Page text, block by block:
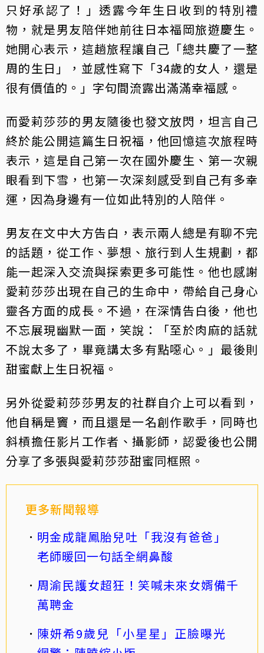
只好承認了！」透露今年生日收到的特別禮
物，就是男友陪伴她前往日本福岡旅遊慶生。
她開心表示，這趟旅程讓自己「總共慶了一整
周的生日」，並感性寫下「34歲的女人，還是
很有價值的。」字句間流露出滿滿幸福感。
而愛莉莎莎的男友隨後也發文放閃，坦言自己
終於能公開這篇生日祝福，他回憶這次旅程時
表示，這是自己第一次在國外慶生、第一次親
眼看到下雪，也第一次深刻感受到自己有多幸
運，因為身邊有一位如此特別的人陪伴。
男友在文中大方告白，表示兩人總是有聊不完
的話題，從工作、夢想、旅行到人生規劃，都
能一起深入交流與探索更多可能性。他也感謝
愛莉莎莎出現在自己的生命中，帶給自己身心
靈各方面的成長。不過，在深情告白後，他也
不忘展現幽默一面，笑說：「至於肉麻的話就
不說太多了，畢竟講太多有點噁心。」最後則
甜蜜獻上生日祝福。
另外從愛莉莎莎男友的社群自介上可以看到，
他自稱是竇，而且還是一名創作歌手，同時也
斜槓擔任影片工作者、攝影師，認愛後也公開
分享了多張與愛莉莎莎甜蜜同框照。
更多新聞報導
明金成龍鳳胎兒吐「我沒有爸爸」
老師暖回一句話全網鼻酸
周渝民護女超狂！笑喊未來女婿備千
萬聘金
陳妍希9歲兒「小星星」正臉曝光